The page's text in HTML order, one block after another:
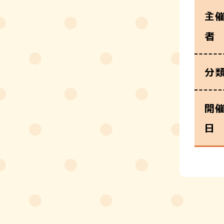
主
者
分
開
日